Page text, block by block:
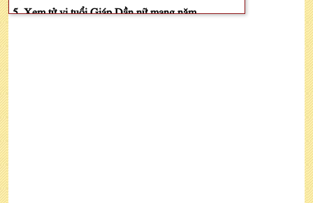
5. Xem tử vi tuổi Giáp Dần nữ mạng năm